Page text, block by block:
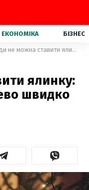
ЕКОНОМІКА БІЗНЕС
Куди не можна ставити ялинку: біля цих речей дерево швидко обсиплеться
ялинку:
швидко